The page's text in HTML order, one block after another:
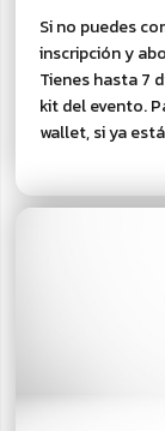
Si no puedes
inscripción y
Tienes hasta 7
kit del evento.
wallet, si ya